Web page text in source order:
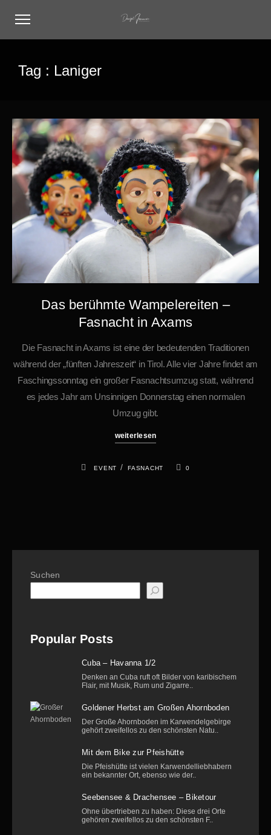
Tag : Laniger
Das berühmte Wampelereiten –
Fasnacht in Axams
Die Fasnacht in Axams ist eine der bedeutenden Traditionen
während der „fünften Jahreszeit“ in Tirol. Alle vier Jahre findet am
Faschingssonntag ein großer Fasnachtsumzug statt, während
es jedes Jahr am Unsinnigen Donnerstag einen normalen
Umzug gibt.
weiterlesen
EVENT / FASNACHT 0
Suchen
Popular Posts
Cuba – Havanna 1/2
Denken an Cuba ruft oft Bilder von karibischem
Flair, mit Musik, Rum und Zigarre..
Goldener Herbst am Großen Ahornboden
Der Große Ahornboden im Karwendelgebirge
gehört zweifellos zu den schönsten Natu..
Mit dem Bike zur Pfeishütte
Die Pfeishütte ist vielen Karwendelliebhabern
ein bekannter Ort, ebenso wie der..
Seebensee & Drachensee – Biketour
Ohne übertrieben zu haben: Diese drei Orte
gehören zweifellos zu den schönsten F..